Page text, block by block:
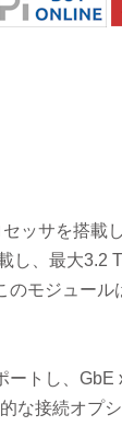
ッサを搭載
、最大3.2
モジュー
トし、
な接続オプ